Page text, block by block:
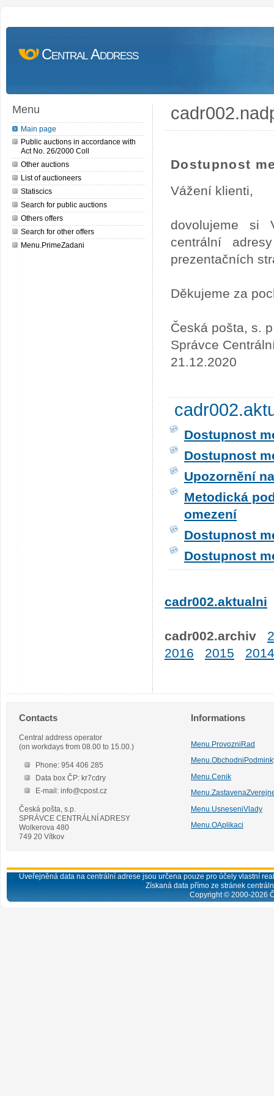
Central Address
Menu
Main page
Public auctions in accordance with
Act No. 26/2000 Coll
Other auctions
List of auctioneers
Statiscics
Search for public auctions
Others offers
Search for other offers
Menu.PrimeZadani
Dostupnost
Vážení klienti,
dovolujeme si
centrální
prezentačních
Děkujeme za
Česká pošta, s.
Správce
21.12.2020
Dostupnost
Dostupnost
Upozornění
Metodická
omezení
Dostupnost
Dostupnost
cadr002.aktualni
cadr002.archiv
2016
2015 2014
Contacts
Central address operator
(on workdays from 08.00 to 15.00.)
Phone: 954 406 285
Data box ČP: kr7cdry
E-mail: info@cpost.cz
Česká pošta, s.p.
SPRÁVCE CENTRÁLNÍ ADRESY
Wolkerova 480
749 20 Vítkov
Informations
Menu.ProvozniRad
Menu.Cenik
Menu.UsneseniVlady
Menu.OAplikaci
Uveřejněná data na centrální adrese jsou určena pouze pro účely vlastní
Získaná data přímo ze stránek
Copyright © 2000-2026